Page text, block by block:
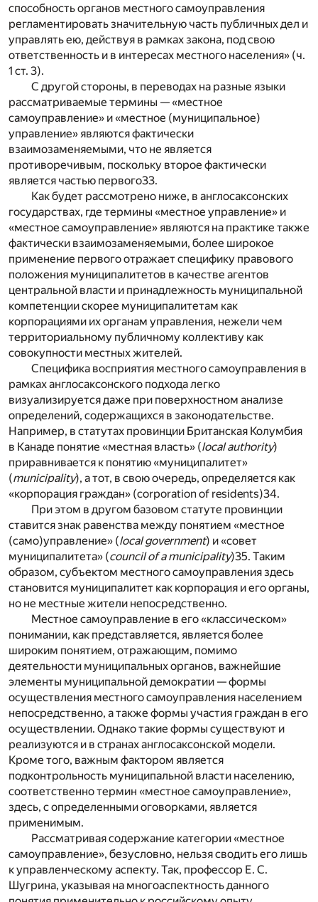
способность органов местного самоуправления
регламентировать значительную часть публичных дел и
управлять ею, действуя в рамках закона, под свою
ответственность и в интересах местного населения» (ч.
1 ст. 3).
С другой стороны, в переводах на разные языки
рассматриваемые термины — «местное
самоуправление» и «местное (муниципальное)
управление» являются фактически
взаимозаменяемыми, что не является
противоречивым, поскольку второе фактически
является частью первого33.
Как будет рассмотрено ниже, в англосаксонских
государствах, где термины «местное управление» и
«местное самоуправление» являются на практике также
фактически взаимозаменяемыми, более широкое
применение первого отражает специфику правового
положения муниципалитетов в качестве агентов
центральной власти и принадлежность муниципальной
компетенции скорее муниципалитетам как
корпорациями их органам управления, нежели чем
территориальному публичному коллективу как
совокупности местных жителей.
Специфика восприятия местного самоуправления в
рамках англосаксонского подхода легко
визуализируется даже при поверхностном анализе
определений, содержащихся в законодательстве.
Например, в статутах провинции Британская Колумбия
в Канаде понятие «местная власть» (local authority)
приравнивается к понятию «муниципалитет»
(municipality), а тот, в свою очередь, определяется как
«корпорация граждан» (corporation of residents)34.
При этом в другом базовом статуте провинции
ставится знак равенства между понятием «местное
(само)управление» (local government) и «совет
муниципалитета» (council of a municipality)35. Таким
образом, субъектом местного самоуправления здесь
становится муниципалитет как корпорация и его органы,
но не местные жители непосредственно.
Местное самоуправление в его «классическом»
понимании, как представляется, является более
широким понятием, отражающим, помимо
деятельности муниципальных органов, важнейшие
элементы муниципальной демократии — формы
осуществления местного самоуправления населением
непосредственно, а также формы участия граждан в его
осуществлении. Однако такие формы существуют и
реализуются и в странах англосаксонской модели.
Кроме того, важным фактором является
подконтрольность муниципальной власти населению,
соответственно термин «местное самоуправление»,
здесь, с определенными оговорками, является
применимым.
Рассматривая содержание категории «местное
самоуправление», безусловно, нельзя сводить его лишь
к управленческому аспекту. Так, профессор Е. С.
Шугрина, указывая на многоаспектность данного